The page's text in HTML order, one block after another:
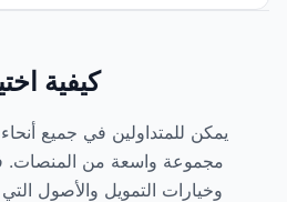
كيفية
يمكن للمتداولين في جميع أنحاء
مجموعة واسعة من المنصات.
وخيارات التمويل والأصول